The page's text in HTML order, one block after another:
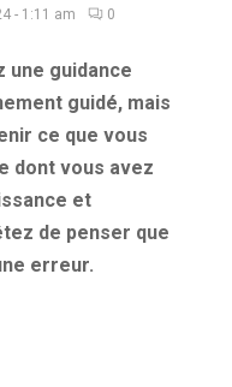
- 1:11 am 0
une guidance
guidé, mais
ce que vous
dont vous avez
et
de penser que
erreur.